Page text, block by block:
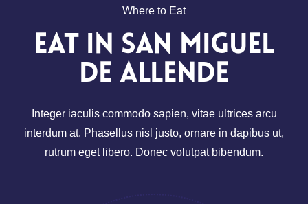
Where to Eat
Eat in San Miguel
de Allende
Integer iaculis commodo sapien, vitae ultrices arcu
interdum at. Phasellus nisl justo, ornare in dapibus ut,
rutrum eget libero. Donec volutpat bibendum.